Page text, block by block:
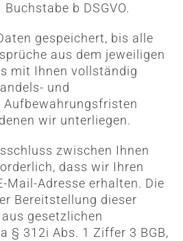
b DSGVO.
gespeichert, bis alle
aus dem jeweiligen
mit Ihnen vollständig
und
wir unterliegen.
zwischen Ihnen
dass wir Ihren
Mail-Adresse erhalten. Die
Bereitstellung dieser
gesetzlichen
§ 312i Abs. 1 Ziffer 3 BGB,